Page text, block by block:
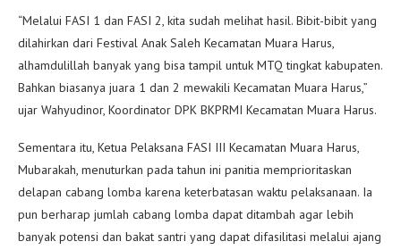
“Melalui FASI 1 dan FASI 2, kita sudah melihat hasil. Bibit-bibit yang
dilahirkan dari Festival Anak Saleh Kecamatan Muara Harus,
alhamdulillah banyak yang bisa tampil untuk MTQ tingkat kabupaten.
Bahkan biasanya juara 1 dan 2 mewakili Kecamatan Muara Harus,”
ujar Wahyudinor, Koordinator DPK BKPRMI Kecamatan Muara Harus.
Sementara itu, Ketua Pelaksana FASI III Kecamatan Muara Harus,
Mubarakah, menuturkan pada tahun ini panitia memprioritaskan
delapan cabang lomba karena keterbatasan waktu pelaksanaan. Ia
pun berharap jumlah cabang lomba dapat ditambah agar lebih
banyak potensi dan bakat santri yang dapat difasilitasi melalui ajang